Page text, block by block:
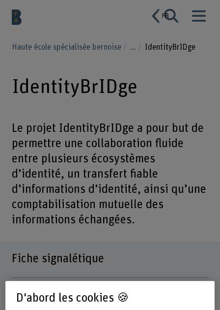
FR
Haute école spécialisée bernoise ... IdentityBrIDge
IdentityBrIDge
Le projet IdentityBrIDge a pour but de
permettre une collaboration fluide
entre plusieurs écosystèmes
d’identité, un transfert fiable
d’informations d’identité, ainsi qu’une
comptabilisation mutuelle des
informations échangées.
Fiche signalétique
Technique et informatique
D'abord les cookies 🍪